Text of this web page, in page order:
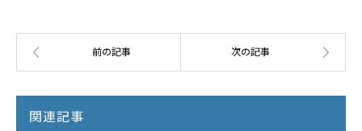
関連記事